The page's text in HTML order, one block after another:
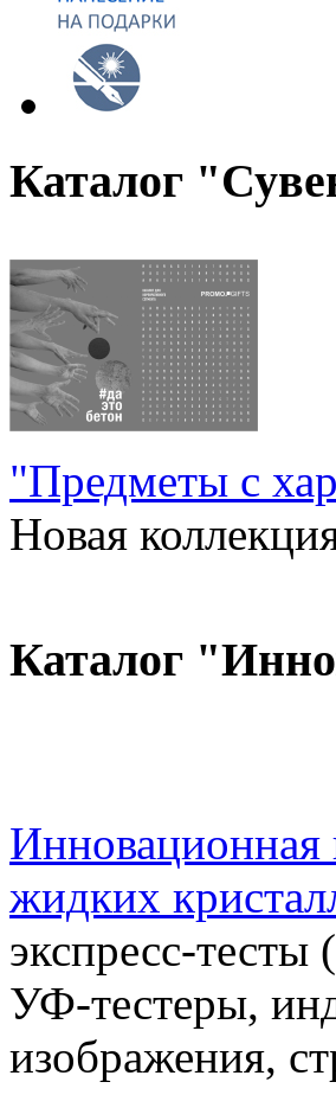
Каталог
"Предметы с
Новая
Каталог
Инновационная
жидких
экспресс-
УФ-тестеры,
изображения,